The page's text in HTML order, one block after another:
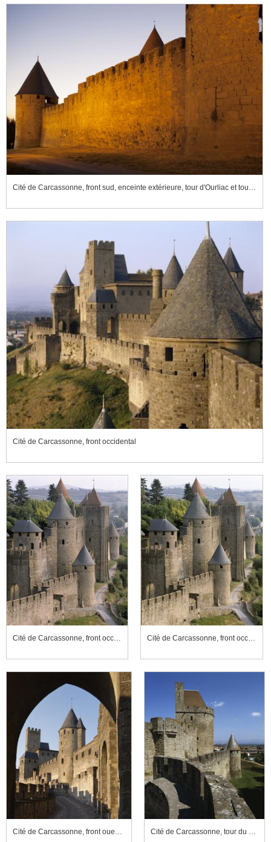
Cité de Carcassonne, front sud, enceinte extérieure, tour d'Ourliac et tour du Grand Burlas
Cité de Carcassonne, front occidental
Cité de Carcassonne, front occidental Cité de Carcassonne, front occidental
Cité de Carcassonne, front ouest de l'enceinte intérieure, tour de l'Inquisition, tour de la Justice et porte d'Aude Cité de Carcassonne, tour du Trésau